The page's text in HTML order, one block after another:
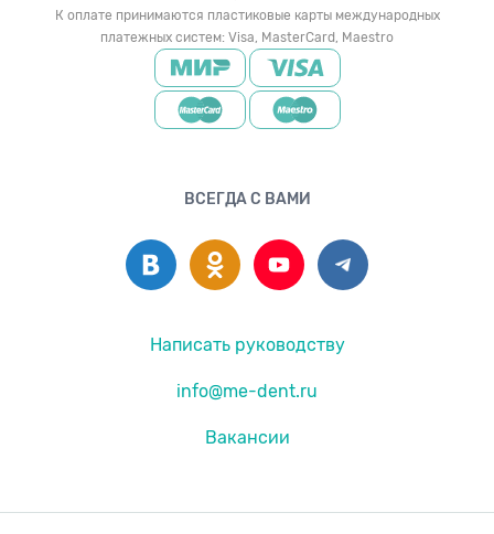
К оплате принимаются пластиковые карты международных
платежных систем: Visa, MasterCard, Maestro
ВСЕГДА С ВАМИ
Написать руководству
info@me-dent.ru
Вакансии